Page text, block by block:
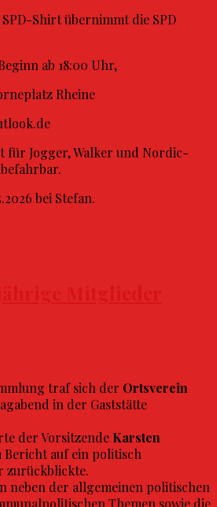
Shirt übernimmt die SPD
ab 18:00 Uhr,
Rheine
für Jogger, Walker und Nordic-
bei Stefan.
traf sich der Ortsverein
in der Gaststätte
der Vorsitzende Karsten
Bericht auf ein politisch
zurückblickte.
neben der allgemeinen politischen
Themen sowie die